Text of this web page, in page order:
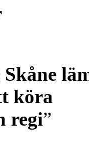
köra
regi”